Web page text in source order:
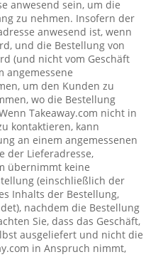
anwesend sein, um die
zu nehmen. Insofern der
anwesend ist, wenn
und die Bestellung von
(und nicht vom Geschäft
angemessene
um den Kunden zu
wo die Bestellung
Takeaway.com nicht in
kontaktieren, kann
an einem angemessenen
der Lieferadresse,
übernimmt keine
(einschließlich der
Inhalts der Bestellung,
nachdem die Bestellung
Sie, dass das Geschäft,
ausgeliefert und nicht die
in Anspruch nimmt,